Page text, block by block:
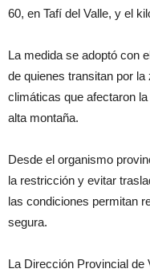
60, en Tafí del Valle, y el
La medida se adoptó con
de quienes transitan por
climáticas que afectaron
alta montaña.
Desde el organismo
la restricción y evitar
las condiciones permitan
segura.
La Dirección Provincial de